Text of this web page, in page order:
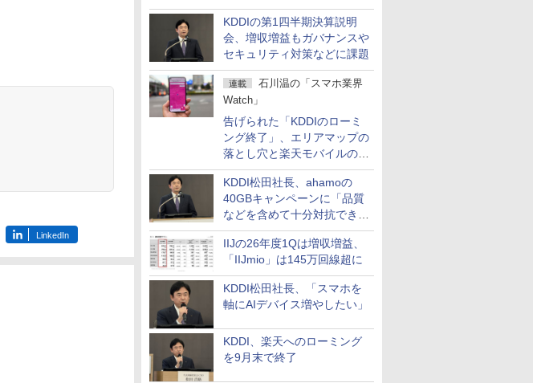
KDDIの第1四半期決算説明
会、増収増益もガバナンスや
セキュリティ対策などに課題
連載
石川温の「スマホ業界
Watch」
告げられた「KDDIのローミ
ング終了」、エリアマップの
落とし穴と楽天モバイルの課
題
KDDI松田社長、ahamoの
40GBキャンペーンに「品質
などを含めて十分対抗でき
る」
IIJの26年度1Qは増収増益、
「IIJmio」は145万回線超に
KDDI松田社長、「スマホを
軸にAIデバイス増やしたい」
KDDI、楽天へのローミング
を9月末で終了
LinkedIn